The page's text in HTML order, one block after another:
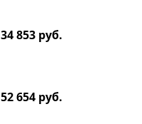
34 853 руб.
52 654 руб.